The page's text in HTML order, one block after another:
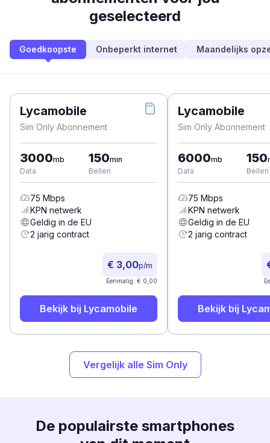
geselecteerd
Goedkoopste Onbeperkt internet Maandelijks
Lycamobile
Sim Only Abonnement
3000mb
Data
150min
Bellen
75 Mbps
KPN netwerk
Geldig in de EU
2 jarig contract
€ 3,00p/m
Eenmalig: € 0,00
Bekijk bij Lycamobile
Lycamobile
Sim Only Abonnement
6000mb
Data
150
Bellen
75 Mbps
KPN netwerk
Geldig in de EU
2 jarig contract
Bekijk bij
Vergelijk alle Sim Only
De populairste smartphones